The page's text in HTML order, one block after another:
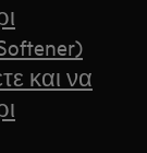
και να